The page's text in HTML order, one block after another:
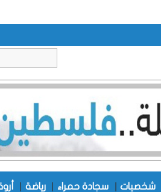
شخصيات سجادة حمراء رياضة